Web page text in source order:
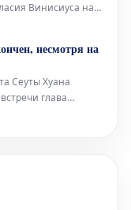
Винисиуса на
привносит новые
несмотря на
Сеуты Хуана
глава